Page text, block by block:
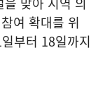
여 확대를 위
부터 18일까지